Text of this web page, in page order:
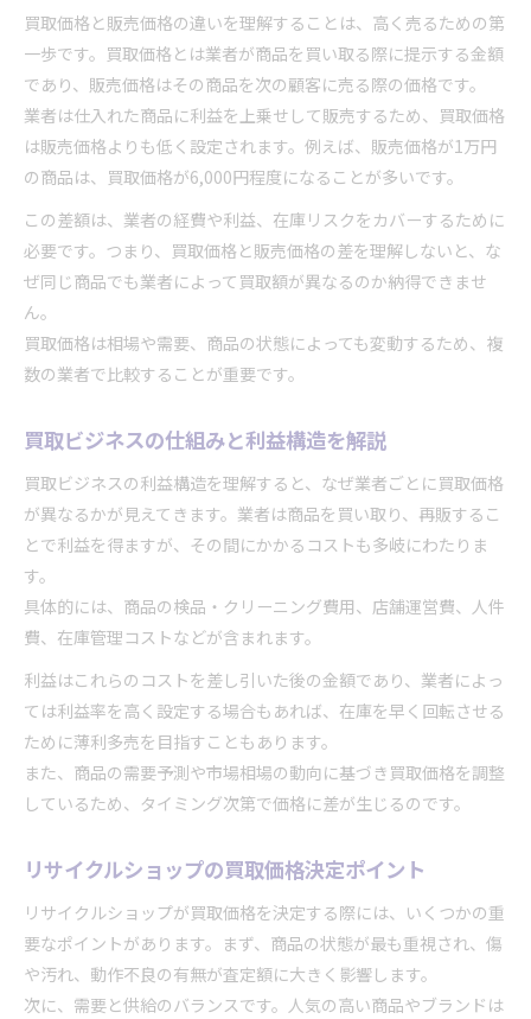
買取価格と販売価格の差を最大活用
業者による買取額の違いの理由を知る
相場変動と買取の関係を理解しよう
買取価格の相場変動が与える影響を解説
季節や需要による買取相場の変化を知る
トレカや家電の買取相場を読むコツ
最新の買取相場情報の集め方と比較方法
買取理解が高額売却への鍵となる理由
買取価格アップのための準備ポイント
買取希望額は言わない方がよい理由
買取理解を深めて交渉力を身につける
複数の業者比較で買取価格を引き上げる
買取業者と価格差の理由を見抜く方法
買取価格の差が生まれる本当の理由とは
買取価格とは何かを明確に理解する
口コミや評判で業者選びの質を高める
買取理解でトラブル回避のポイントを把握
買取価格と販売価格の差を賢く活用
買取価格と販売価格の差を利益に変える方法
買取ビジネスの失敗を防ぐための知識
買取業界で損をしないための注意点
買取理解が転売や副業にも役立つ理由
買取価格と販売価格の違いを理解することは、高く売るための第
一歩です。買取価格とは業者が商品を買い取る際に提示する金額
であり、販売価格はその商品を次の顧客に売る際の価格です。
業者は仕入れた商品に利益を上乗せして販売するため、買取価格
は販売価格よりも低く設定されます。例えば、販売価格が1万円
の商品は、買取価格が6,000円程度になることが多いです。
この差額は、業者の経費や利益、在庫リスクをカバーするために
必要です。つまり、買取価格と販売価格の差を理解しないと、な
ぜ同じ商品でも業者によって買取額が異なるのか納得できませ
ん。
買取価格は相場や需要、商品の状態によっても変動するため、複
数の業者で比較することが重要です。
買取ビジネスの仕組みと利益構造を解説
買取ビジネスの利益構造を理解すると、なぜ業者ごとに買取価格
が異なるかが見えてきます。業者は商品を買い取り、再販するこ
とで利益を得ますが、その間にかかるコストも多岐にわたりま
す。
具体的には、商品の検品・クリーニング費用、店舗運営費、人件
費、在庫管理コストなどが含まれます。
利益はこれらのコストを差し引いた後の金額であり、業者によっ
ては利益率を高く設定する場合もあれば、在庫を早く回転させる
ために薄利多売を目指すこともあります。
また、商品の需要予測や市場相場の動向に基づき買取価格を調整
しているため、タイミング次第で価格に差が生じるのです。
リサイクルショップの買取価格決定ポイント
リサイクルショップが買取価格を決定する際には、いくつかの重
要なポイントがあります。まず、商品の状態が最も重視され、傷
や汚れ、動作不良の有無が査定額に大きく影響します。
次に、需要と供給のバランスです。人気の高い商品やブランドは